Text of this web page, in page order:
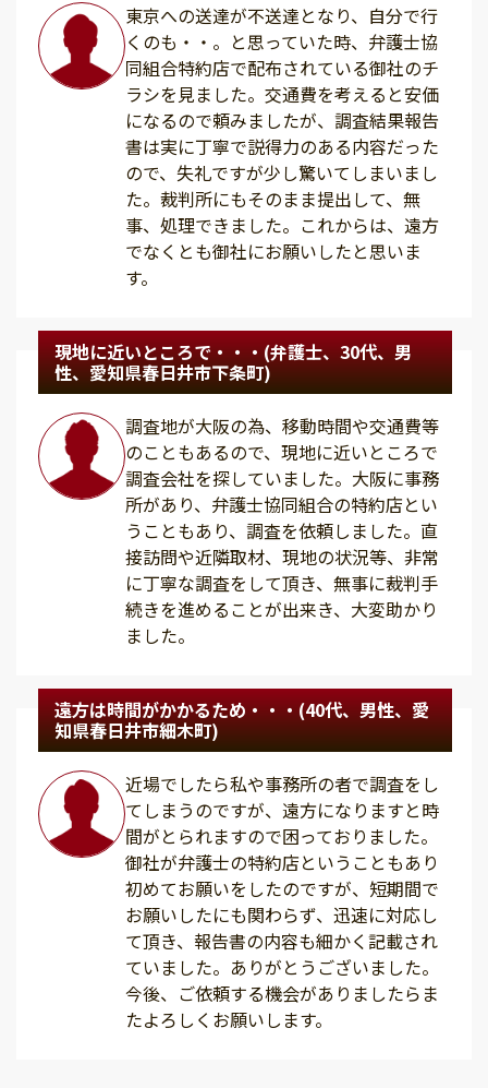
東京への送達が不送達となり、自分で行
くのも・・。と思っていた時、弁護士協
同組合特約店で配布されている御社のチ
ラシを見ました。交通費を考えると安価
になるので頼みましたが、調査結果報告
書は実に丁寧で説得力のある内容だった
ので、失礼ですが少し驚いてしまいまし
た。裁判所にもそのまま提出して、無
事、処理できました。これからは、遠方
でなくとも御社にお願いしたと思いま
す。
現地に近いところで・・・(弁護士、30代、男
性、愛知県春日井市下条町)
調査地が大阪の為、移動時間や交通費等
のこともあるので、現地に近いところで
調査会社を探していました。大阪に事務
所があり、弁護士協同組合の特約店とい
うこともあり、調査を依頼しました。直
接訪問や近隣取材、現地の状況等、非常
に丁寧な調査をして頂き、無事に裁判手
続きを進めることが出来き、大変助かり
ました。
遠方は時間がかかるため・・・(40代、男性、愛
知県春日井市細木町)
近場でしたら私や事務所の者で調査をし
てしまうのですが、遠方になりますと時
間がとられますので困っておりました。
御社が弁護士の特約店ということもあり
初めてお願いをしたのですが、短期間で
お願いしたにも関わらず、迅速に対応し
て頂き、報告書の内容も細かく記載され
ていました。ありがとうございました。
今後、ご依頼する機会がありましたらま
たよろしくお願いします。